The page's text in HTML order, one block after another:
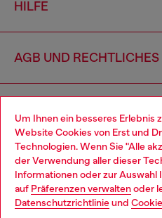
Um Ihnen ein besseres Erlebnis
Website Cookies von Erst und
Technologien. Wenn Sie "Alle
der Verwendung aller dieser
Informationen oder zur Auswahl
auf Präferenzen verwaltenoder
Datenschutzrichtlinieund
HILFE
AGB UND RECHTLICHES
CORPORATE
Choose your location
You are currently browsing
may be based in United States